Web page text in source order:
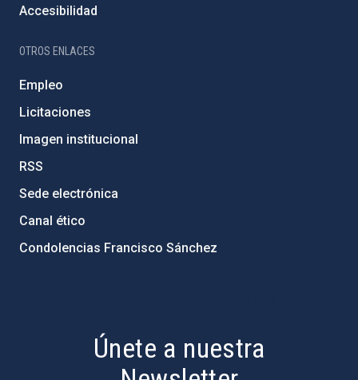
Accesibilidad
OTROS ENLACES
Empleo
Licitaciones
Imagen institucional
RSS
Sede electrónica
Canal ético
Condolencias Francisco Sánchez
Únete a nuestra